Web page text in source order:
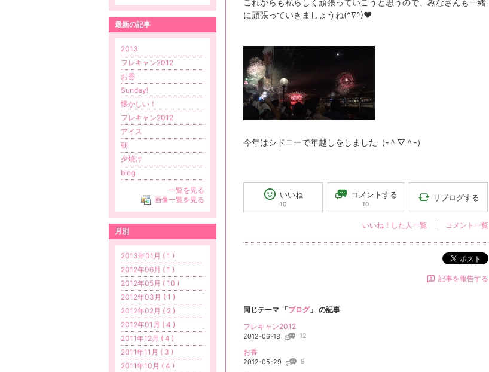
これからも私らしく頑張っていこうと思うので、みなさんも一緒
に頑張っていきましょうね(^∇^)♥
今年はシドニーで年越しをしました（‐＾▽＾‐）
いいね
10
コメントする
10
リブログする
いいね！した人一覧 コメント一覧
ポスト
記事を報告する
同じテーマ 「ブログ」 の記事
フレキャン2012
2012-06-18 12
お香
2012-05-29 9
最新の記事
2013
フレキャン2012
お香
Sunday!
懐かしい！
フレキャン2012
アイス
朝
夕焼け
blog
一覧を見る
画像一覧を見る
月別
2013年01月 ( 1 )
2012年06月 ( 1 )
2012年05月 ( 10 )
2012年03月 ( 1 )
2012年02月 ( 2 )
2012年01月 ( 4 )
2011年12月 ( 4 )
2011年11月 ( 3 )
2011年10月 ( 4 )